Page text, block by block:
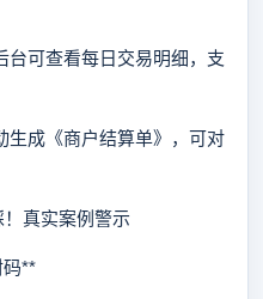
可查看每日交易明细，支
成《商户结算单》，可对
真实案例警示
**